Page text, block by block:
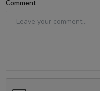
Comment